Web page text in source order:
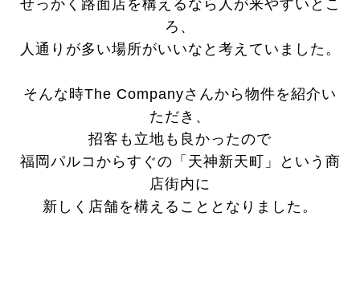
せっかく路面店を構えるなら人が来やすいとこ
ろ、
人通りが多い場所がいいなと考えていました。
そんな時The Companyさんから物件を紹介い
ただき、
招客も立地も良かったので
福岡パルコからすぐの「天神新天町」という商
店街内に
新しく店舗を構えることとなりました。